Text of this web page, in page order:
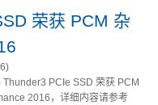
支持
荣获 PCM 杂
Thunder3 PCIe SSD 荣获 PCM
2016，详细内容请参考